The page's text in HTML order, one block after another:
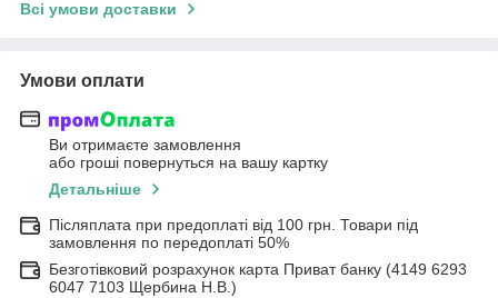
Всі умови доставки
Умови оплати
Ви отримаєте замовлення
або гроші повернуться на вашу картку
Детальніше
Післяплата при предоплаті від 100 грн. Товари під
замовлення по передоплаті 50%
Безготівковий розрахунок карта Приват банку (4149 6293
6047 7103 Щербина Н.В.)